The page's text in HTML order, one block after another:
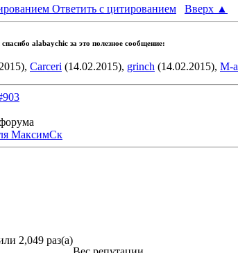
Ответить с цитированием
Вверх ▲
cпасибо alabaychic за это полезное сообщение:
Carceri (14.02.2015), grinch (14.02.2015), M-
2,049 раз(а)